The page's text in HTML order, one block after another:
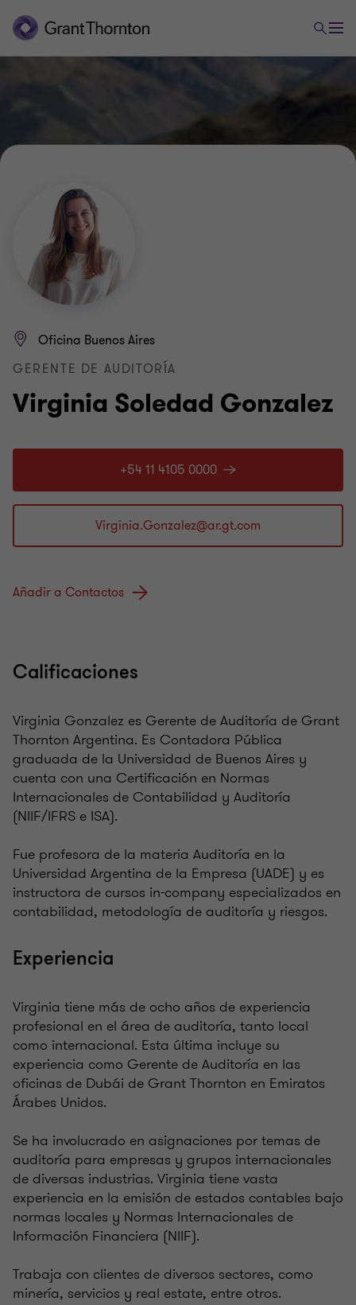
Virginia Soledad Gonzalez
Oficina Buenos Aires
GERENTE DE AUDITORÍA
+54 11 4105 0000
Añadir a Contactos
Calificaciones
Virginia Gonzalez es Gerente de Auditoría de Grant
Thornton Argentina. Es Contadora Pública
graduada de la Universidad de Buenos Aires y
cuenta con una Certificación en Normas
Internacionales de Contabilidad y Auditoría
(NIIF/IFRS e ISA).
Fue profesora de la materia Auditoría en la
Universidad Argentina de la Empresa (UADE) y es
instructora de cursos in-company especializados en
contabilidad, metodología de auditoría y riesgos.
Experiencia
Virginia tiene más de ocho años de experiencia
profesional en el área de auditoría, tanto local
como internacional. Esta última incluye su
experiencia como Gerente de Auditoría en las
oficinas de Dubái de Grant Thornton en Emiratos
Árabes Unidos.
Se ha involucrado en asignaciones por temas de
auditoría para empresas y grupos internacionales
de diversas industrias. Virginia tiene vasta
experiencia en la emisión de estados contables bajo
normas locales y Normas Internacionales de
Información Financiera (NIIF).
Trabaja con clientes de diversos sectores, como
minería, servicios y real estate, entre otros.